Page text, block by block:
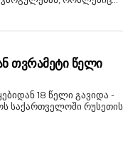
ᲗᲕᲠᲐᲛᲔᲢᲘ ᲬᲔᲚᲘ
18 წელი გავიდა -
საქართველოში რუსეთის